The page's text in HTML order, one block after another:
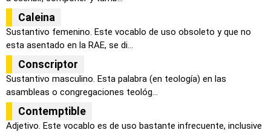
Caleina
Sustantivo femenino. Este vocablo de uso obsoleto y que no
esta asentado en la RAE, se di...
Conscriptor
Sustantivo masculino. Esta palabra (en teología) en las
asambleas o congregaciones teológ...
Contemptible
Adjetivo. Este vocablo es de uso bastante infrecuente, inclusive